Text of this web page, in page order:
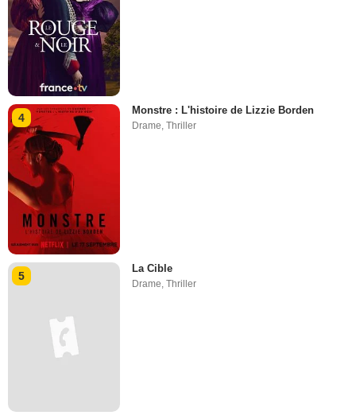
4
Monstre : L'histoire de Lizzie Borden
Drame,Thriller
5
La Cible
Drame ,Thriller